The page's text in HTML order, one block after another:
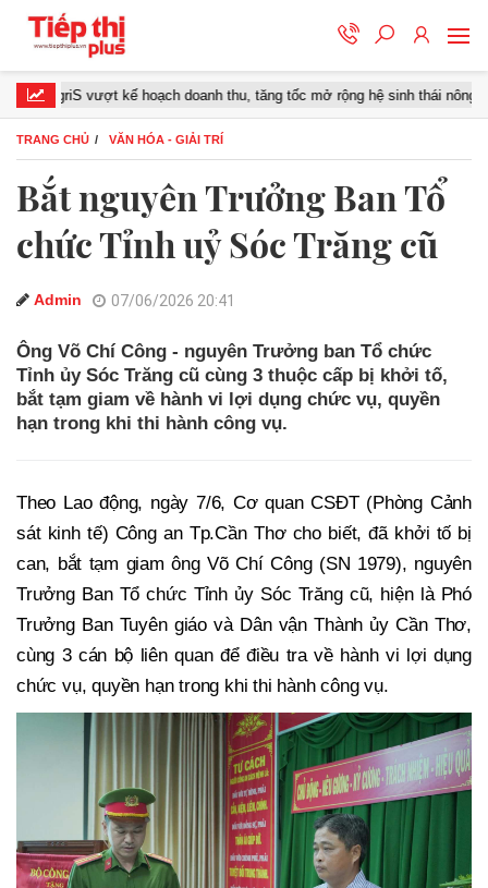
vượt kế hoạch doanh thu, tăng tốc mở rộng hệ sinh thái nông nghiệp –
TRANG CHỦ VĂN HÓA - GIẢI TRÍ
Bắt nguyên Trưởng Ban Tổ
chức Tỉnh uỷ Sóc Trăng cũ
Admin 07/06/2026 20:41
Ông Võ Chí Công - nguyên Trưởng ban Tổ chức
Tỉnh ủy Sóc Trăng cũ cùng 3 thuộc cấp bị khởi tố,
bắt tạm giam về hành vi lợi dụng chức vụ, quyền
hạn trong khi thi hành công vụ.
Theo Lao động, ngày 7/6, Cơ quan CSĐT (Phòng Cảnh
sát kinh tế) Công an Tp.Cần Thơ cho biết, đã khởi tố bị
can, bắt tạm giam ông Võ Chí Công (SN 1979), nguyên
Trưởng Ban Tổ chức Tỉnh ủy Sóc Trăng cũ, hiện là Phó
Trưởng Ban Tuyên giáo và Dân vận Thành ủy Cần Thơ,
cùng 3 cán bộ liên quan để điều tra về hành vi lợi dụng
chức vụ, quyền hạn trong khi thi hành công vụ.